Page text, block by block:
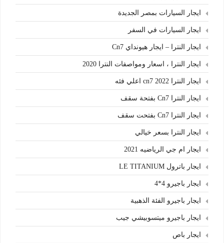
ايجار السيارات بمصر الجديدة
ايجار السيارات في السفر
ايجار النترا – ايجار هيونداي Cn7
ايجار النترا ، اسعار ومواصفات النترا 2020
ايجار النترا cn7 2022 اعلي فئه
ايجار النترا Cn7 بفتحة سقف
ايجار النترا Cn7 بفتحت سقف
ايجار النترا بسعر خيالي
ايجار ام جي الرياضيه 2021
ايجار باترول LE TITANIUM
ايجار باجيرو 4*4
ايجار باجيرو الفئة الذهبية
ايجار باجيرو ميتسوبيشي جيب
ايجار باص